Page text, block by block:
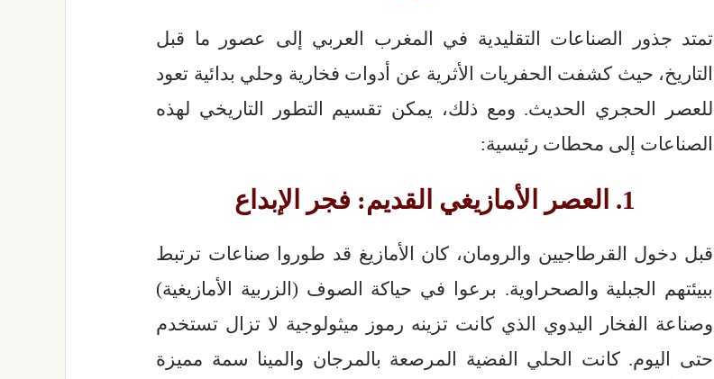
تمتد جذور الصناعات التقليدية في المغرب العربي إلى عصور ما قبل
التاريخ، حيث كشفت الحفريات الأثرية عن أدوات فخارية وحلي بدائية تعود
للعصر الحجري الحديث. ومع ذلك، يمكن تقسيم التطور التاريخي لهذه
الصناعات إلى محطات رئيسية:
1. العصر الأمازيغي القديم: فجر الإبداع
قبل دخول القرطاجيين والرومان، كان الأمازيغ قد طوروا صناعات ترتبط
ببيئتهم الجبلية والصحراوية. برعوا في حياكة الصوف (الزربية الأمازيغية)
وصناعة الفخار اليدوي الذي كانت تزينه رموز ميثولوجية لا تزال تستخدم
حتى اليوم. كانت الحلي الفضية المرصعة بالمرجان والمينا سمة مميزة